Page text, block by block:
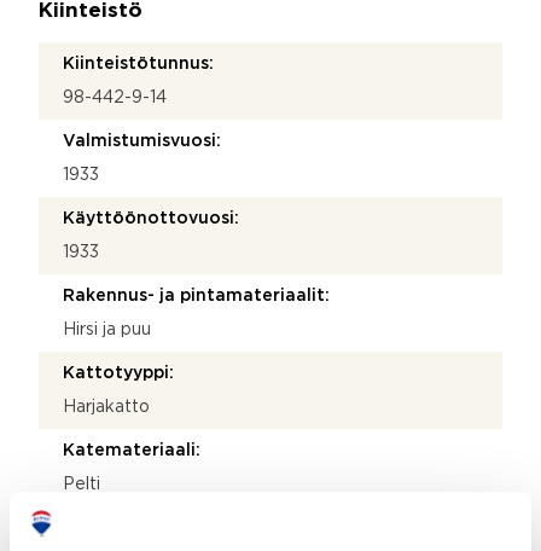
Kiinteistö
Kiinteistötunnus:
98-442-9-14
Valmistumisvuosi:
1933
Käyttöönottovuosi:
1933
Rakennus- ja pintamateriaalit:
Hirsi ja puu
Kattotyyppi:
Harjakatto
Katemateriaali:
Pelti